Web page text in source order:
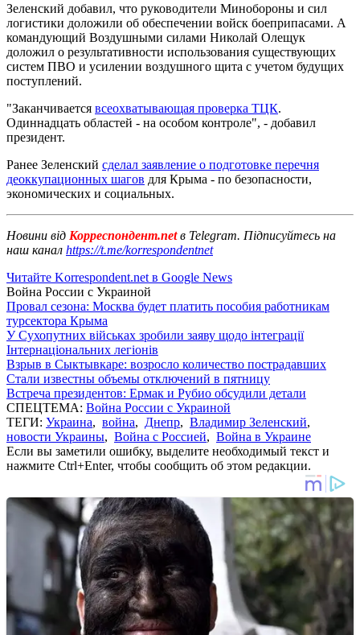
Зеленский добавил, что руководители Минобороны и сил
логистики доложили об обеспечении войск боеприпасами. А
командующий Воздушными силами Николай Олещук
доложил о результативности использования существующих
систем ПВО и усилении воздушного щита с учетом будущих
поступлений.
"Заканчивается всеохватывающая проверка ТЦК.
Одиннадцать областей - на особом контроле", - добавил
президент.
Ранее Зеленский сделал заявление о подготовке перечня
деоккупационных шагов для Крыма - по безопасности,
экономических и социальных.
Новини від Корреспондент.netв Telegram. Підписуйтесь на
наш канал https://t.me/korrespondentnet
Читайте Korrespondent.net в Google News
Война России с Украиной
Провал сезона: Москва будет платить пособия работникам
турсектора Крыма
У Сухопутних військах зробили заяву щодо інтеграції
Інтернаціональних легіонів
Взрыв в Сыктывкаре: возросло количество пострадавших
Стали известны объемы отключений в пятницу
Встреча президентов: Ермак и Рубио обсудили детали
СПЕЦТЕМА: Война России с Украиной
ТЕГИ: Украина, война, Днепр, Владимир Зеленский,
новости Украины, Война с Россией, Война в Украине
Если вы заметили ошибку, выделите необходимый текст и
нажмите Ctrl+Enter, чтобы сообщить об этом редакции.